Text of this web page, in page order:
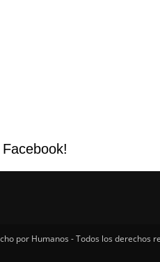
por Humanos - Todos los derechos